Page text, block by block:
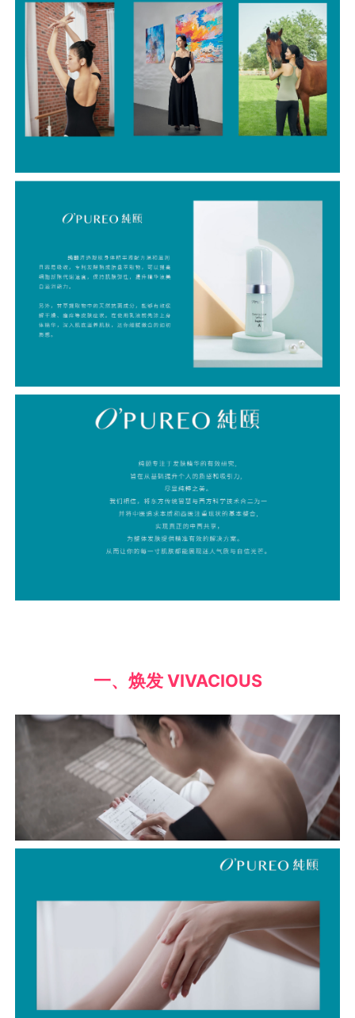
一、焕发 VIVACIOUS